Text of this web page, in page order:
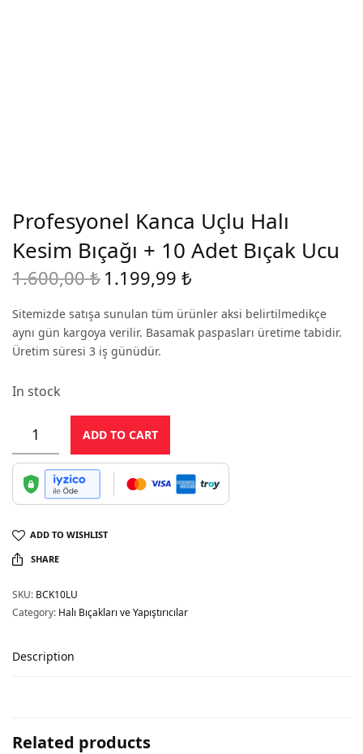
Profesyonel Kanca Uçlu Halı
Kesim Bıçağı + 10 Adet Bıçak Ucu
1.600,00₺ Original
1.600,00 ₺.
1.199,99₺
1.199,99 ₺.
Sitemizde satışa sunulan tüm ürünler aksi belirtilmedikçe
aynı gün kargoya verilir. Basamak paspasları üretime tabidir.
Üretim süresi 3 iş günüdür.
In stock
ADD TO CART
ADD TO WISHLIST
SHARE
SKU: BCK10LU
Category: Halı Bıçakları ve Yapıştırıcılar
Description
Related products